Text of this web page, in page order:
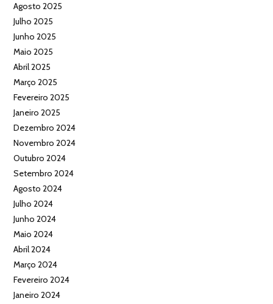
Agosto 2025
Julho 2025
Junho 2025
Maio 2025
Abril 2025
Março 2025
Fevereiro 2025
Janeiro 2025
Dezembro 2024
Novembro 2024
Outubro 2024
Setembro 2024
Agosto 2024
Julho 2024
Junho 2024
Maio 2024
Abril 2024
Março 2024
Fevereiro 2024
Janeiro 2024